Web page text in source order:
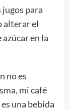
jugos para
alterar el
en la
no es
mi café
una bebida